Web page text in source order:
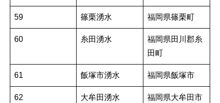
59 篠栗湧水 福岡県篠栗町
60 糸田湧水
福岡県田川郡糸
田町
61 飯塚市湧水 福岡県飯塚市
62 大牟田湧水 福岡県大牟田市